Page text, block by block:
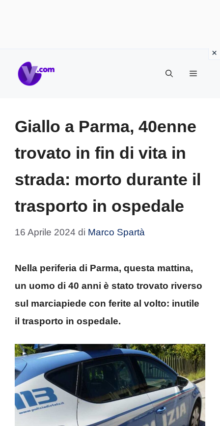
Menu
Giallo a Parma, 40enne
trovato in fin di vita in
strada: morto durante il
trasporto in ospedale
16 Aprile 2024 di Marco Spartà
Nella periferia di Parma, questa mattina,
un uomo di 40 anni è stato trovato riverso
sul marciapiede con ferite al volto: inutile
il trasporto in ospedale.